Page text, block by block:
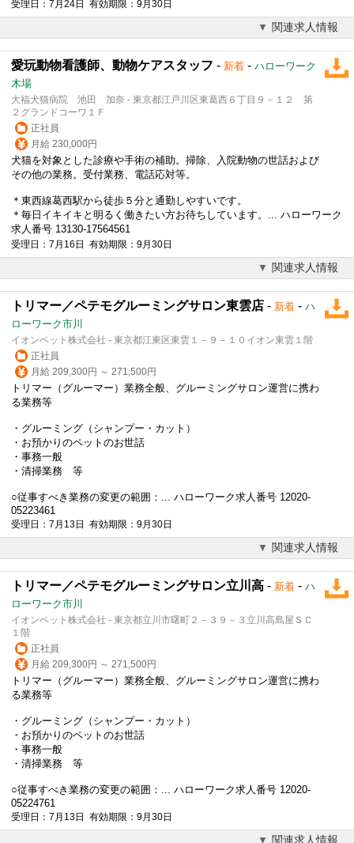
受理日：7月24日 有効期限：9月30日
関連求人情報
愛玩動物看護師、動物ケアスタッフ - 新着 - ハローワーク
木場
大福犬猫病院 池田 加奈 - 東京都江戸川区東葛西６丁目９－１２ 第
２グランドコーワ１Ｆ
正社員
月給 230,000円
犬猫を対象とした診療や手術の補助。掃除、入院動物の世話および
その他の業務。受付業務、電話応対等。
＊東西線葛西駅から徒歩５分と通勤しやすいです。
＊毎日イキイキと明るく働きたい方お待ちしています。... ハローワーク
求人番号 13130-17564561
受理日：7月16日 有効期限：9月30日
関連求人情報
トリマー／ペテモグルーミングサロン東雲店 - 新着 - ハ
ローワーク市川
イオンペット株式会社 - 東京都江東区東雲１－９－１０イオン東雲１階
正社員
月給 209,300円 ～ 271,500円
トリマー（グルーマー）業務全般、グルーミングサロン運営に携わ
る業務等
・グルーミング（シャンプー・カット）
・お預かりのペットのお世話
・事務一般
・清掃業務 等
○従事すべき業務の変更の範囲：... ハローワーク求人番号 12020-
05223461
受理日：7月13日 有効期限：9月30日
関連求人情報
トリマー／ペテモグルーミングサロン立川高 - 新着 - ハ
ローワーク市川
イオンペット株式会社 - 東京都立川市曙町２－３９－３立川高島屋ＳＣ
１階
正社員
月給 209,300円 ～ 271,500円
トリマー（グルーマー）業務全般、グルーミングサロン運営に携わ
る業務等
・グルーミング（シャンプー・カット）
・お預かりのペットのお世話
・事務一般
・清掃業務 等
○従事すべき業務の変更の範囲：... ハローワーク求人番号 12020-
05224761
受理日：7月13日 有効期限：9月30日
関連求人情報